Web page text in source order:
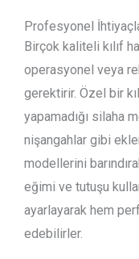
Profesyonel
Birçok kaliteli kılıf
operasyonel veya
gerektirir. Özel bir
yapamadığı silaha
nişangahlar gibi
modellerini
eğimi ve tutuşu
ayarlayarak hem
edebilirler.